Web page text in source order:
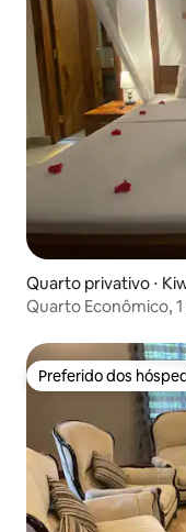
Quarto privativo ⋅
Quarto Econômico,
Preferido dos
Preferido dos